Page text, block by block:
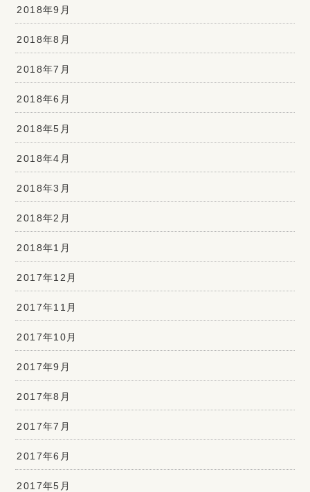
2018年9月
2018年8月
2018年7月
2018年6月
2018年5月
2018年4月
2018年3月
2018年2月
2018年1月
2017年12月
2017年11月
2017年10月
2017年9月
2017年8月
2017年7月
2017年6月
2017年5月